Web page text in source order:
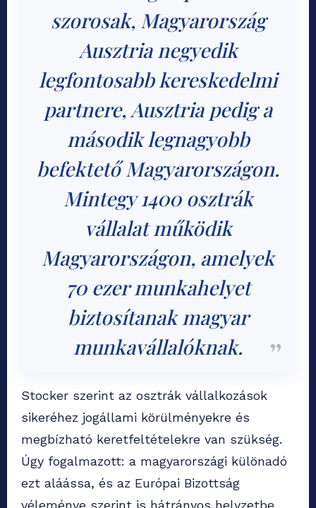
szorosak, Magyarország
Ausztria negyedik
legfontosabb kereskedelmi
partnere, Ausztria pedig a
második legnagyobb
befektető Magyarországon.
Mintegy 1400 osztrák
vállalat működik
Magyarországon, amelyek
70 ezer munkahelyet
biztosítanak magyar
munkavállalóknak.
Stocker szerint az osztrák vállalkozások
sikeréhez jogállami körülményekre és
megbízható keretfeltételekre van szükség.
Úgy fogalmazott: a magyarországi különadó
ezt aláássa, és az Európai Bizottság
véleménye szerint is hátrányos helyzetbe